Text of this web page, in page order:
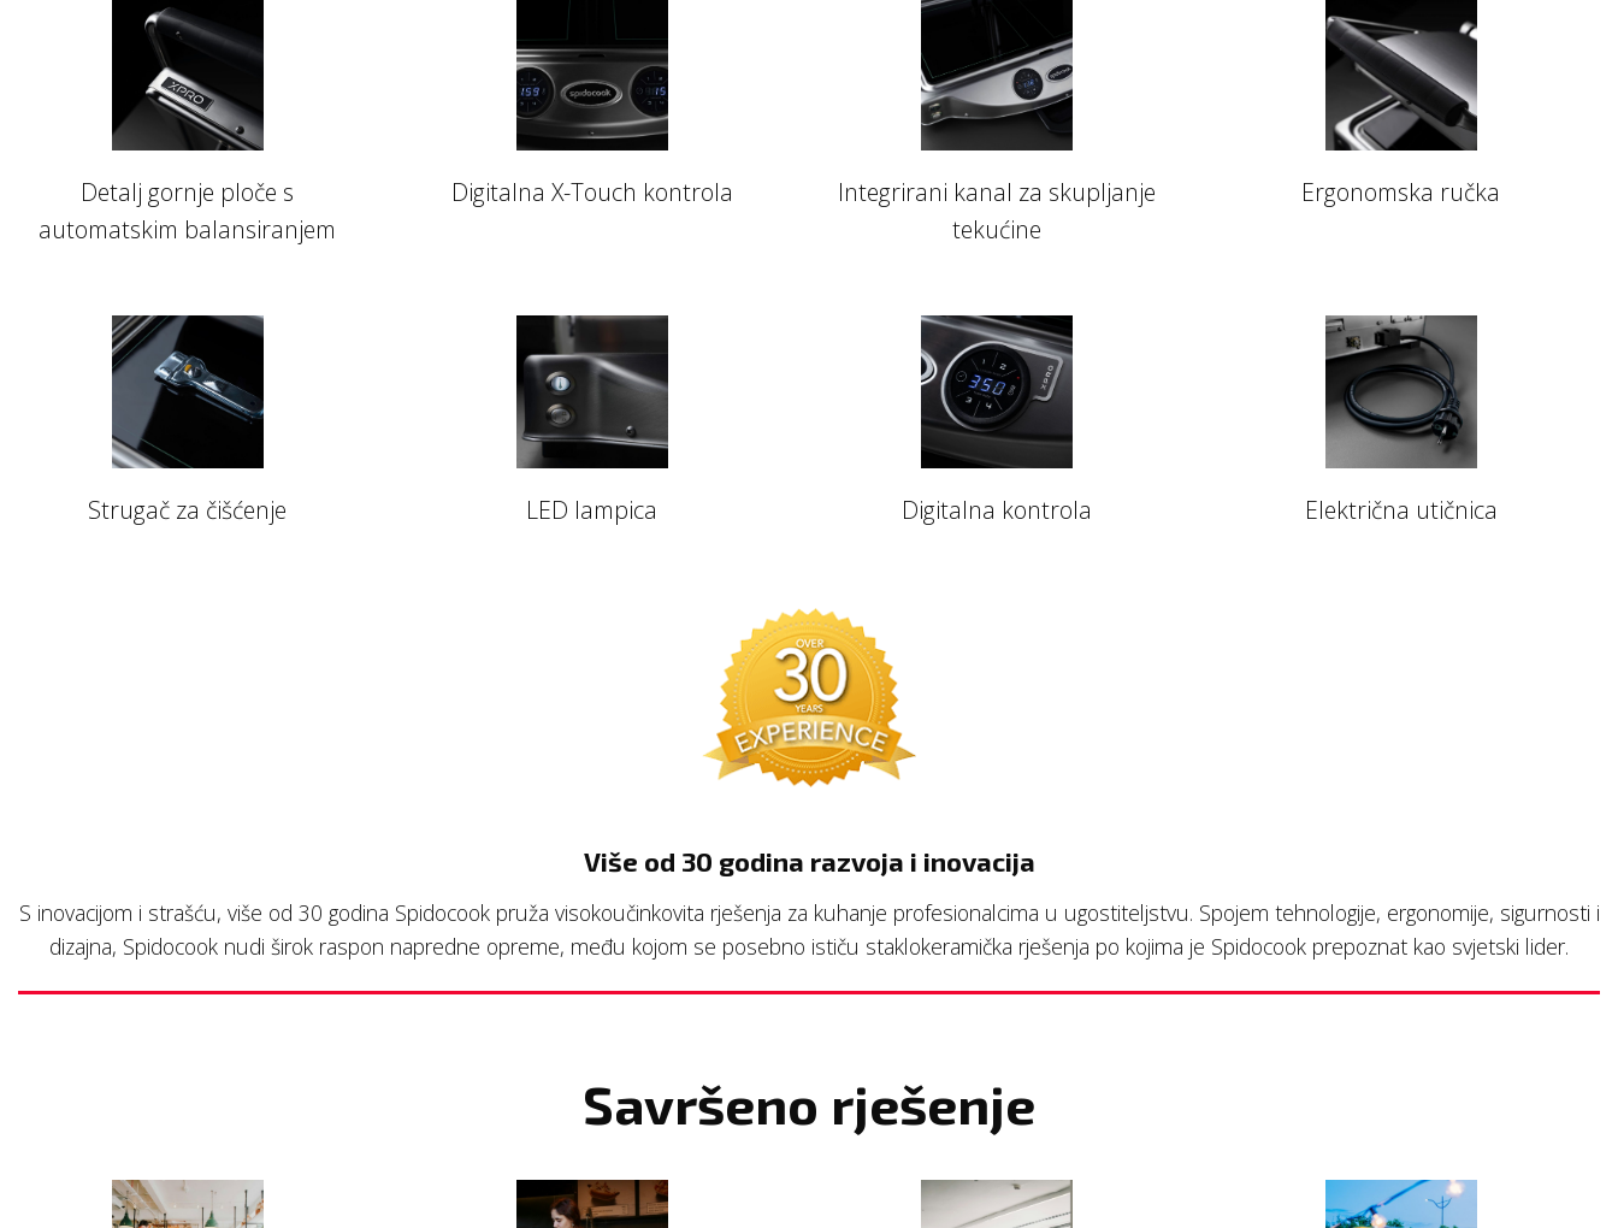
Detalj gornje ploče s
automatskim balansiranjem
Digitalna X-Touch kontrola
Integrirani kanal za skupljanje
tekućine
Ergonomska ručka
Strugač za čišćenje LED lampica Digitalna kontrola Električna utičnica
Više od 30 godina razvoja i inovacija
S inovacijom i strašću, više od 30 godina Spidocook pruža visokoučinkovita rješenja za kuhanje profesionalcima u ugostiteljstvu. Spojem tehnologije, ergonomije, sigurnosti i
dizajna, Spidocook nudi širok raspon napredne opreme, među kojom se posebno ističu staklokeramička rješenja po kojima je Spidocook prepoznat kao svjetski lider.
Savršeno rješenje